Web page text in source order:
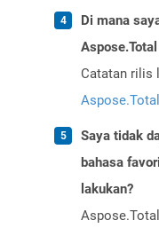
Di mana
Catatan rilis
Saya tidak
bahasa
lakukan?